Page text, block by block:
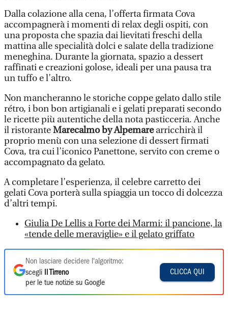
Dalla colazione alla cena, l’offerta firmata Cova
accompagnerà i momenti di relax degli ospiti, con
una proposta che spazia dai lievitati freschi della
mattina alle specialità dolci e salate della tradizione
meneghina. Durante la giornata, spazio a dessert
raffinati e creazioni golose, ideali per una pausa tra
un tuffo e l’altro.
Non mancheranno le storiche coppe gelato dallo stile
rétro, i bon bon artigianali e i gelati preparati secondo
le ricette più autentiche della nota pasticceria. Anche
il ristoranteMarecalmo by Alpemarearricchirà il
proprio menù con una selezione di dessert firmati
Cova, tra cui l’iconico Panettone, servito con creme o
accompagnato da gelato.
A completare l’esperienza, il celebre carretto dei
gelati Cova porterà sulla spiaggia un tocco di dolcezza
d’altri tempi.
Giulia De Lellis a Forte dei Marmi: il pancione, la
«tende delle meraviglie» e il gelato griffato
Non lasciare decidere l'algoritmo:
scegli
Il Tirreno
per le tue notizie su Google
CLICCA QUI